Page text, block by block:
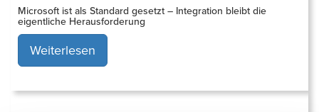
Microsoft ist als Standard gesetzt – Integration bleibt die
eigentliche Herausforderung
Weiterlesen